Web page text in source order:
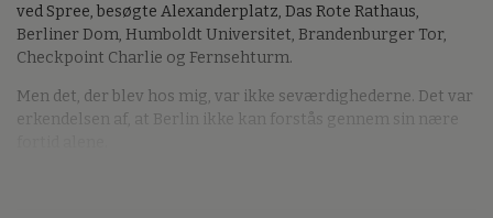
ved Spree, besøgte Alexanderplatz, Das Rote Rathaus,
Berliner Dom, Humboldt Universitet, Brandenburger Tor,
Checkpoint Charlie og Fernsehturm.
Men det, der blev hos mig, var ikke seværdighederne. Det var
erkendelsen af, at Berlin ikke kan forstås gennem sin nære